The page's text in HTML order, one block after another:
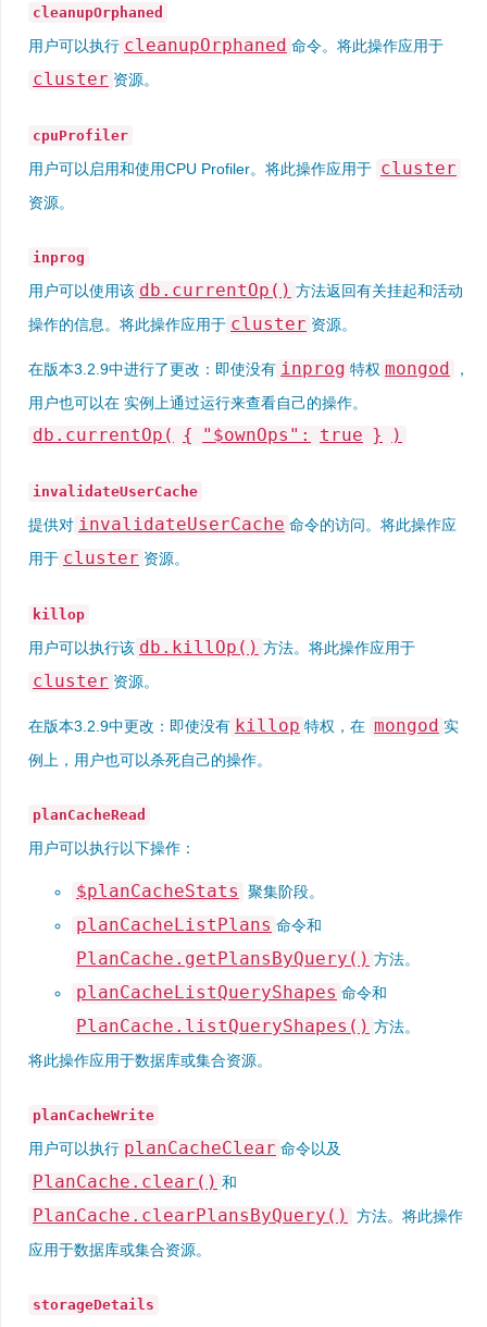
cleanupOrphaned
用户可以执行 cleanupOrphaned 命令。将此操作应用于
cluster 资源。
cpuProfiler
用户可以启用和使用CPU Profiler。将此操作应用于 cluster
资源。
inprog
用户可以使用该 db.currentOp() 方法返回有关挂起和活动
操作的信息。将此操作应用于 cluster 资源。
在版本3.2.9中进行了更改： 即使没有 inprog 特权 mongod
，
用户也可以在 实例上通过运行来查看自己的操作。
db.currentOp( { "$ownOps": true } )
invalidateUserCache
提供对 invalidateUserCache 命令的访问。将此操作应
用于 cluster 资源。
killop
用户可以执行该 db.killOp() 方法。将此操作应用于
cluster 资源。
在版本3.2.9中更改： 即使没有 killop 特权，在 mongod 实
例上，用户也可以杀死自己的操作。
planCacheRead
用户可以执行以下操作：
$planCacheStats 聚集阶段。
planCacheListPlans 命令和
PlanCache.getPlansByQuery() 方法。
planCacheListQueryShapes 命令和
PlanCache.listQueryShapes() 方法。
将此操作应用于数据库或集合资源。
planCacheWrite
用户可以执行 planCacheClear 命令以及
PlanCache.clear() 和
PlanCache.clearPlansByQuery()
方法。将此操作
应用于数据库或集合资源。
storageDetails